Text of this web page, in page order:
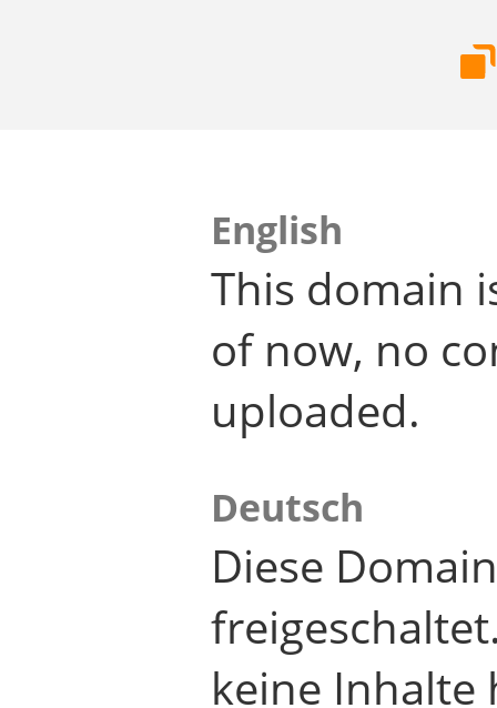
English
This domain
of now, no
uploaded.
Deutsch
Diese
keine Inhalte